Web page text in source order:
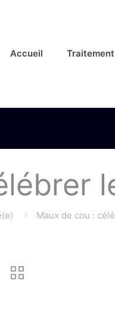
Accueil Traitement
Maux de cou :